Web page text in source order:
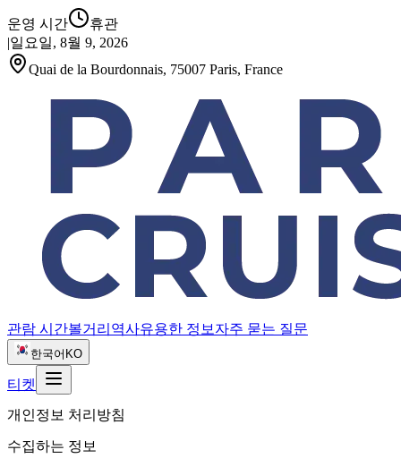
운영 시간
휴관
|일요일, 8월 9, 2026
Quai de la Bourdonnais, 75007 Paris, France
관람 시간볼거리 역사유용한 정보 자주 묻는 질문
한국어 KO
티켓
개인정보 처리방침
수집하는 정보